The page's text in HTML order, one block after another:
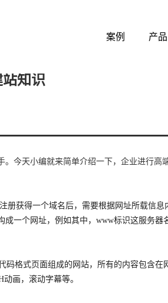
案例 产品
知识
今天小编就来简单介绍一下，企业进行高
获得一个域名后，需要根据网址所载信息
一个网址，例如其中，www标识这服务器
格式页面组成的网站，所有的内容包含在
画，滚动字幕等。